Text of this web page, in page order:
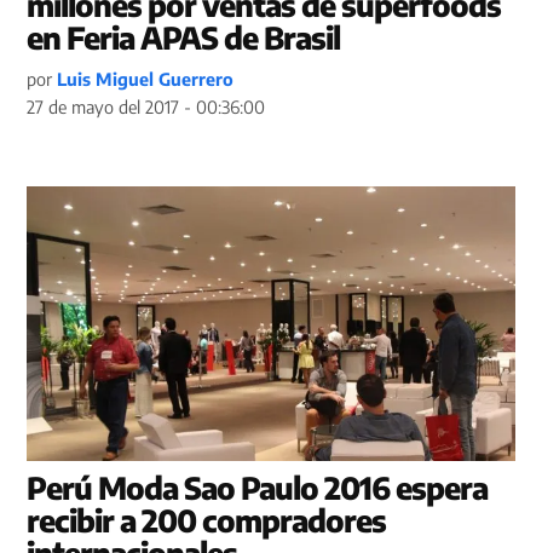
en Feria APAS de Brasil
por Luis Miguel Guerrero
27 de mayo del 2017 - 00:36:00
Perú Moda Sao Paulo 2016 espera
recibir a 200 compradores